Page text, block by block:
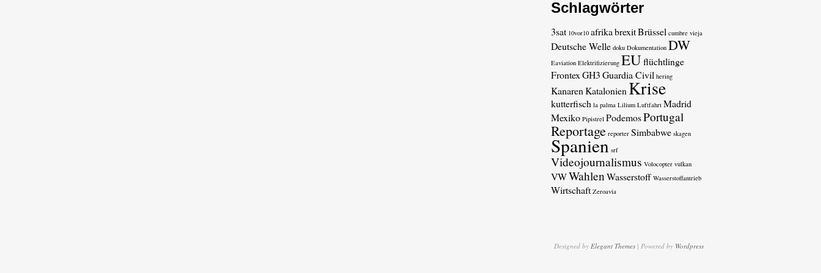
Schlagwörter
3sat 10vor10 afrikabrexitBrüssel cumbre vieja
Deutsche Welle doku Dokumentation DW
Eaviation Elektrifizierung EUflüchtlinge
FrontexGH3Guardia Civil hering
KanarenKatalonien Krise
kutterfisch la palma Lilium Luftfahrt Madrid
Mexiko Pipistrel PodemosPortugal
Reportage reporter Simbabwe skagen
Spanien srf
Videojournalismus Volocopter vulkan
VWWahlenWasserstoff Wasserstoffantrieb
Wirtschaft Zeroavia
Designed by Elegant Themes | Powered by Wordpress